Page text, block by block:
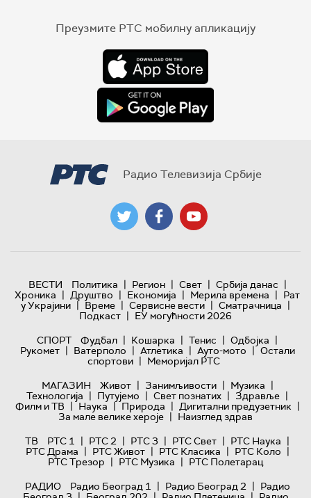
Преузмите РТС мобилну апликацију
Радио Телевизија Србије
ВЕСТИ Политика | Регион | Свет | Србија данас |
Хроника | Друштво | Економија | Мерила времена | Рат
у Украјини | Време | Сервисне вести | Сматрачница |
Подкаст | ЕУ могућности 2026
СПОРТ
Фудбал | Кошарка | Тенис | Одбојка |
Рукомет | Ватерполо | Атлетика | Ауто-мото | Остали
спортови | Меморијал РТС
МАГАЗИН
Живот | Занимљивости | Музика |
Технологијa | Путујемо | Свет познатих | Здравље |
Филм и ТВ | Наука | Природа | Дигитални предузетник |
За мале велике хероје | Наизглед здрав
ТВ
РТС 1 | РТС 2 | РТС 3 | РТС Свет | РТС Наука |
РТС Драма | РТС Живот | РТС Класика | РТС Коло |
РТС Трезор | РТС Музика | РТС Полетарац
РАДИО
Радио Београд 1 | Радио Београд 2 | Радио